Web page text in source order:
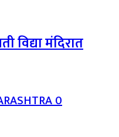
विद्या मंदिरात
0